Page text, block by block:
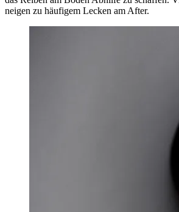
neigen zu häufigem Lecken am After.